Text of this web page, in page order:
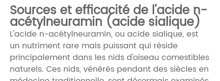
Sources et efficacité de l'acide n-
acétylneuramin (acide sialique)
L'acide n-acétylneuramin, ou acide sialique, est
un nutriment rare mais puissant qui réside
principalement dans les nids d'oiseau comestibles
naturels. Ces nids, vénérés pendant des siècles en